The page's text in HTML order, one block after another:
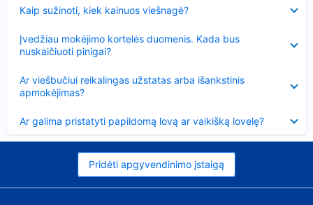
Kaip sužinoti, kiek kainuos viešnagė?
Įvedžiau mokėjimo kortelės duomenis. Kada bus
nuskaičiuoti pinigai?
Ar viešbučiui reikalingas užstatas arba išankstinis
apmokėjimas?
Ar galima pristatyti papildomą lovą ar vaikišką lovelę?
Pridėti apgyvendinimo įstaigą